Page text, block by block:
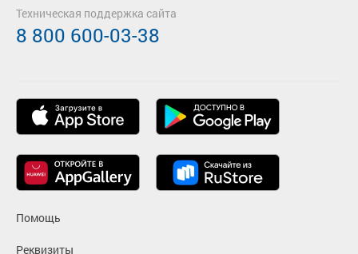
Помощь
Реквизиты
Техническая поддержка сайта
8 800 600-03-38